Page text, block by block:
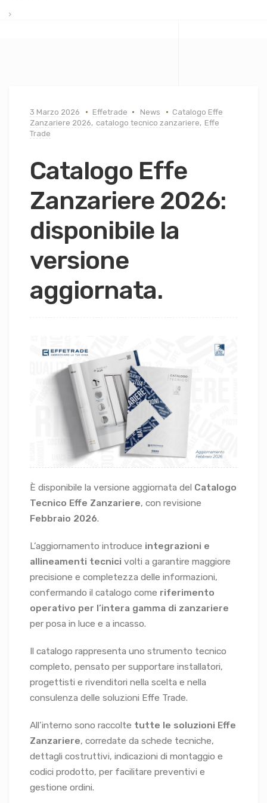
3 Marzo 2026 Effetrade News
Catalogo Effe
Zanzariere 2026, catalogo tecnico zanzariere, Effe
Trade
Catalogo Effe
Zanzariere 2026:
disponibile la
versione
aggiornata.
È disponibile la versione aggiornata del Catalogo
Tecnico Effe Zanzariere, con revisione
Febbraio 2026.
L’aggiornamento introduce integrazioni e
allineamenti tecnici volti a garantire maggiore
precisione e completezza delle informazioni,
confermando il catalogo come riferimento
operativo per l’intera gamma di zanzariere
per posa in luce e a incasso.
Il catalogo rappresenta uno strumento tecnico
completo, pensato per supportare installatori,
progettisti e rivenditori nella scelta e nella
consulenza delle soluzioni Effe Trade.
All’interno sono raccolte tutte le soluzioni Effe
Zanzariere, corredate da schede tecniche,
dettagli costruttivi, indicazioni di montaggio e
codici prodotto, per facilitare preventivi e
gestione ordini.